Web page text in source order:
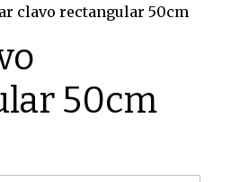
clavo rectangular 50cm
50cm